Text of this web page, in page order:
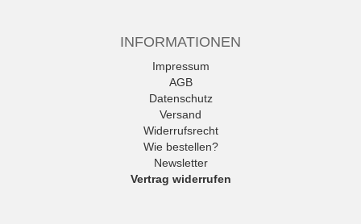
INFORMATIONEN
Impressum
AGB
Datenschutz
Versand
Widerrufsrecht
Wie bestellen?
Newsletter
Vertrag widerrufen